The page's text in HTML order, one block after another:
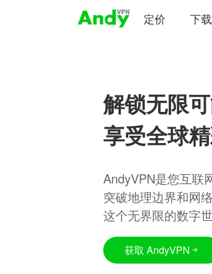
定价 下载
解锁无限可
享受全球精
AndyVPN是您互联
突破地理边界和网
这个无界限的数字
获取 AndyVPN